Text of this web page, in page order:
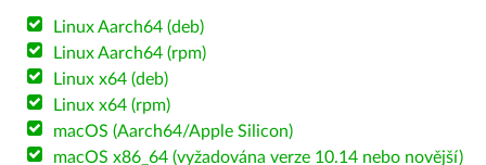
Linux Aarch64 (deb)
Linux Aarch64 (rpm)
Linux x64 (deb)
Linux x64 (rpm)
macOS (Aarch64/Apple Silicon)
macOS x86_64 (vyžadována verze 10.14 nebo novější)